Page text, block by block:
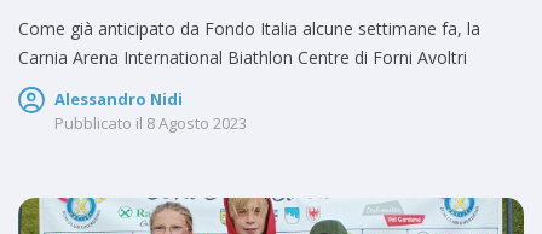
Come già anticipato da Fondo Italia alcune settimane fa, la
Carnia Arena International Biathlon Centre di Forni Avoltri
Alessandro Nidi
Pubblicato il 8 Agosto 2023